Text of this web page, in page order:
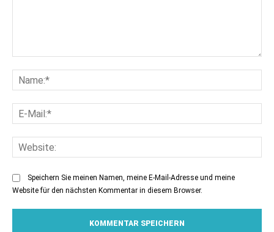
Speichern Sie meinen Namen, meine E-Mail-Adresse und meine
Website für den nächsten Kommentar in diesem Browser.